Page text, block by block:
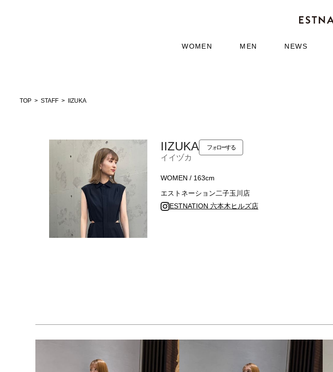
WOMEN MEN NEWS
TOP STAFF IIZUKA
IIZUKA
イイヅカ
フォローする
WOMEN / 163cm
エストネーション二子玉川店
ESTNATION 六本木ヒルズ店